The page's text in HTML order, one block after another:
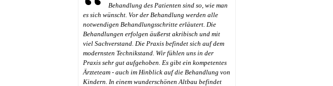
Behandlung des Patienten sind so, wie man
es sich wünscht. Vor der Behandlung werden alle
notwendigen Behandlungsschritte erläutert. Die
Behandlungen erfolgen äußerst akribisch und mit
viel Sachverstand. Die Praxis befindet sich auf dem
modernsten Technikstand. Wir fühlen uns in der
Praxis sehr gut aufgehoben. Es gibt ein kompetentes
Ärzteteam - auch im Hinblick auf die Behandlung von
Kindern. In einem wunderschönen Altbau befindet